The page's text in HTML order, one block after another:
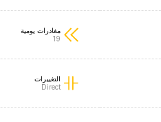
مغادرات يومية
19
التغييرات
Direct